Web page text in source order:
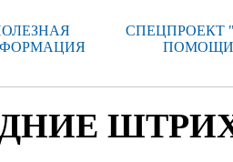
СПЕЦПРОЕКТ